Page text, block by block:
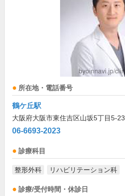
所在地・電話番号
鶴ケ丘駅
大阪府大阪市東住吉区山坂5丁目5-23
06-6693-2023
診療科目
整形外科 リハビリテーション科
診療/受付時間・休診日